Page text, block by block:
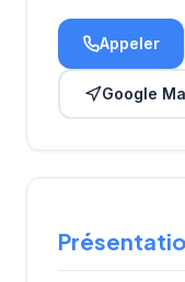
Appeler
Google